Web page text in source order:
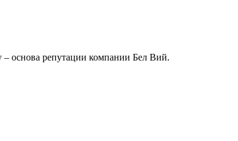
– основа репутации компании Бел Вий.